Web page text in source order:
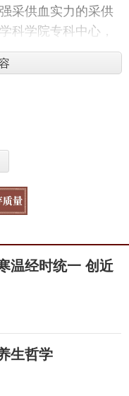
采供血实力的采供
科学院专科中心，
治疗中心是丰台地
病为专科特色的综
、化疗及免疫治疗
的神经外科与内科
学科学院细胞与基
标准实验室，拥有
疗技术临床方案的
、淋巴瘤、乳腺
、胶质细胞瘤、大
胞介导肿瘤免疫治
病生存等方面都获
心血管病研究治疗
支架植入术、各种
搏器植入术等介入
急重症抢救及常规
西南心脏病介入诊
医院的同位素治疗
温经时统一 创近
生哲学